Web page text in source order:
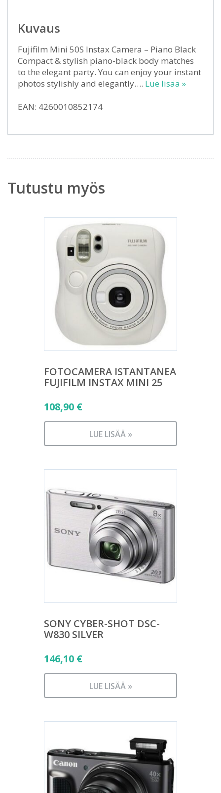
Kuvaus
Fujifilm Mini 50S Instax Camera – Piano Black
Compact & stylish piano-black body matches
to the elegant party. You can enjoy your instant
photos stylishly and elegantly…. Lue lisää »
EAN: 4260010852174
Tutustu myös
FOTOCAMERA ISTANTANEA
FUJIFILM INSTAX MINI 25
108,90 €
LUE LISÄÄ »
SONY CYBER-SHOT DSC-
W830 SILVER
146,10 €
LUE LISÄÄ »